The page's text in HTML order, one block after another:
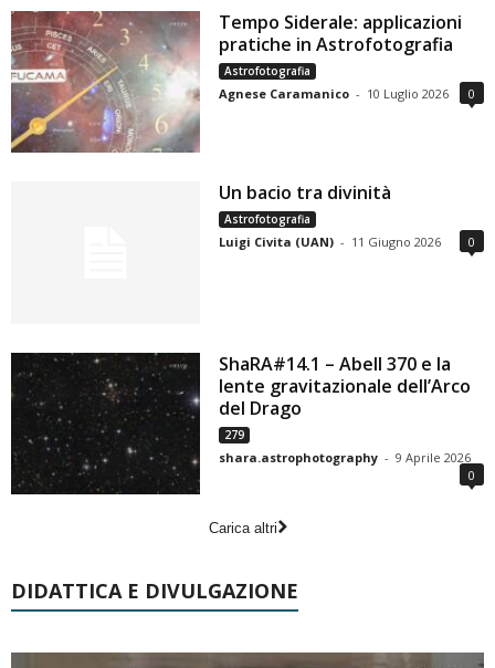
Tempo Siderale: applicazioni
pratiche in Astrofotografia
Astrofotografia
Agnese Caramanico - 10 Luglio 2026 0
Un bacio tra divinità
Astrofotografia
Luigi Civita (UAN) - 11 Giugno 2026 0
ShaRA#14.1 – Abell 370 e la
lente gravitazionale dell’Arco
del Drago
279
shara.astrophotography - 9 Aprile 2026
0
Carica altri
DIDATTICA E DIVULGAZIONE